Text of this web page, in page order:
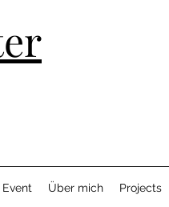
Über mich Projects